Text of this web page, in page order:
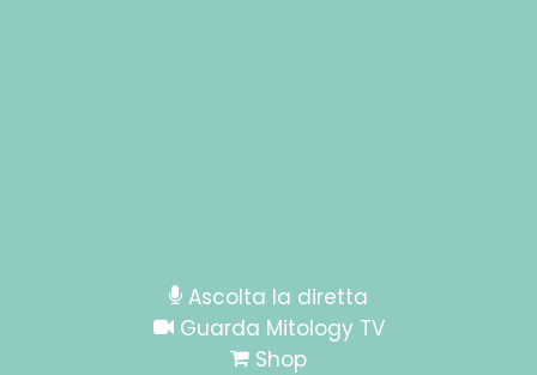
Ascolta la diretta
Guarda Mitology TV
Shop